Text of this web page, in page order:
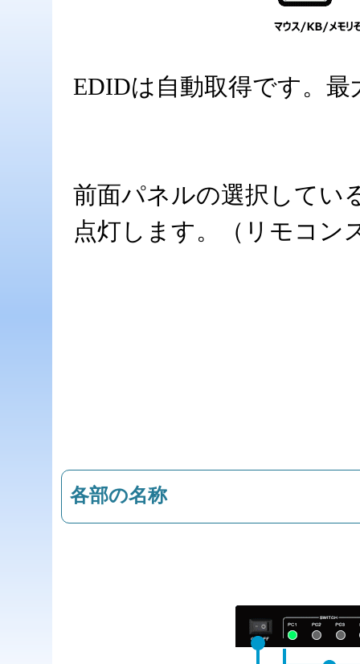
EDIDは自動取得です。
前面パネルの選択して
点灯します。（リモコン
各部の名称